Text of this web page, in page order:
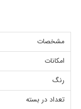
مشخصات
امکانات
رنگ
تعداد در بسته